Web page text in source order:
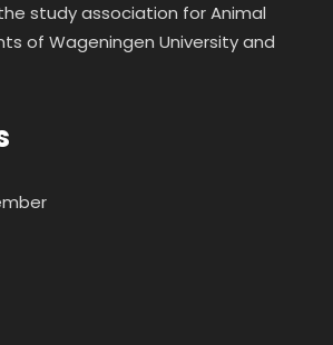
study association for Animal
of Wageningen University and